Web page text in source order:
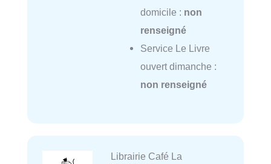
domicile : non
renseigné
Service Le Livre
ouvert dimanche :
non renseigné
Librairie Café La